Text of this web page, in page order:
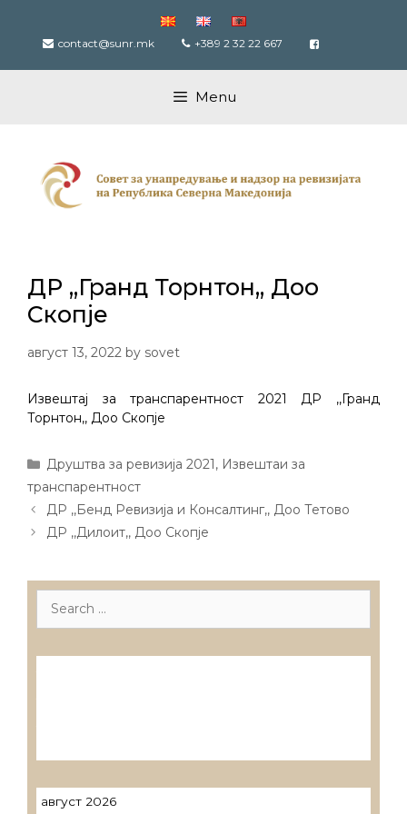
content contact@sunr.mk +389 2 32 22 667
Menu
ДР ,,Гранд Торнтон,, Доо
Скопје
август 13, 2022 by sovet
Извештај за транспарентност 2021 ДР ,,Гранд
Торнтон,, Доо Скопје
Categories
Друштва за ревизија 2021, Извештаи за
транспарентност
Post
navigation
ДР ,,Бенд Ревизија и Консалтинг,, Доо Тетово
ДР ,,Дилоит,, Доо Скопје
Search
август 2026